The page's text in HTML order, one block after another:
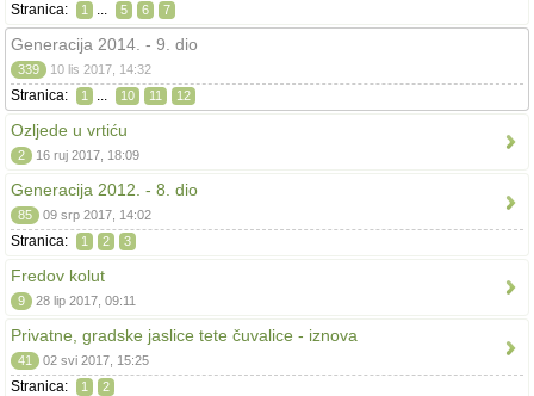
Stranica: 1 ... 5 6 7
Generacija 2014. - 9. dio
339 10 lis 2017, 14:32
Stranica: 1 ... 10 11 12
Ozljede u vrtiću
2 16 ruj 2017, 18:09
Generacija 2012. - 8. dio
85 09 srp 2017, 14:02
Stranica: 1 2 3
Fredov kolut
9 28 lip 2017, 09:11
Privatne, gradske jaslice tete čuvalice - iznova
41 02 svi 2017, 15:25
Stranica: 1 2